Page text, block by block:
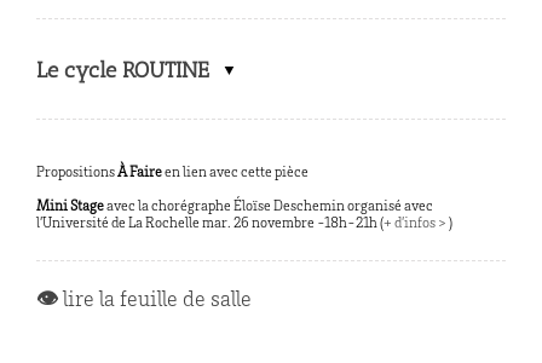
Le cycle ROUTINE
PropositionsÀ Faireen lien avec cette pièce
Mini Stageavec la chorégraphe Éloïse Deschemin organisé avec
l’Université de La Rochelle mar. 26 novembre -18h-21h (+ d’infos > )
👁 lire la feuille de salle